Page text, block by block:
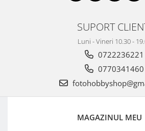
SUPORT
Luni - Vineri 10.30 -
0722236221
0770341460
MAGAZINUL MEU